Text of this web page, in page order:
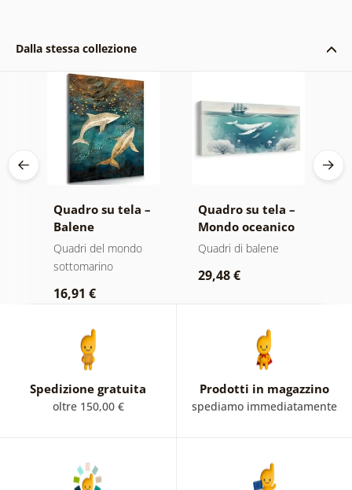
Dalla stessa collezione
Quadro su tela –
Balene
nell'oceano
magico
Quadri del mondo
sottomarino
16,91 €
Quadro su tela –
Mondo oceanico
Quadri di balene
29,48 €
Spedizione gratuita
oltre 150,00 €
Prodotti in magazzino
spediamo immediatamente